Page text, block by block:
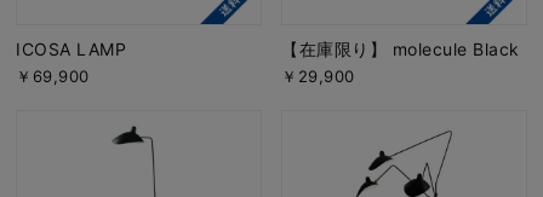
ICOSA LAMP
￥69,900
【在庫限り】 molecule Black
￥29,900